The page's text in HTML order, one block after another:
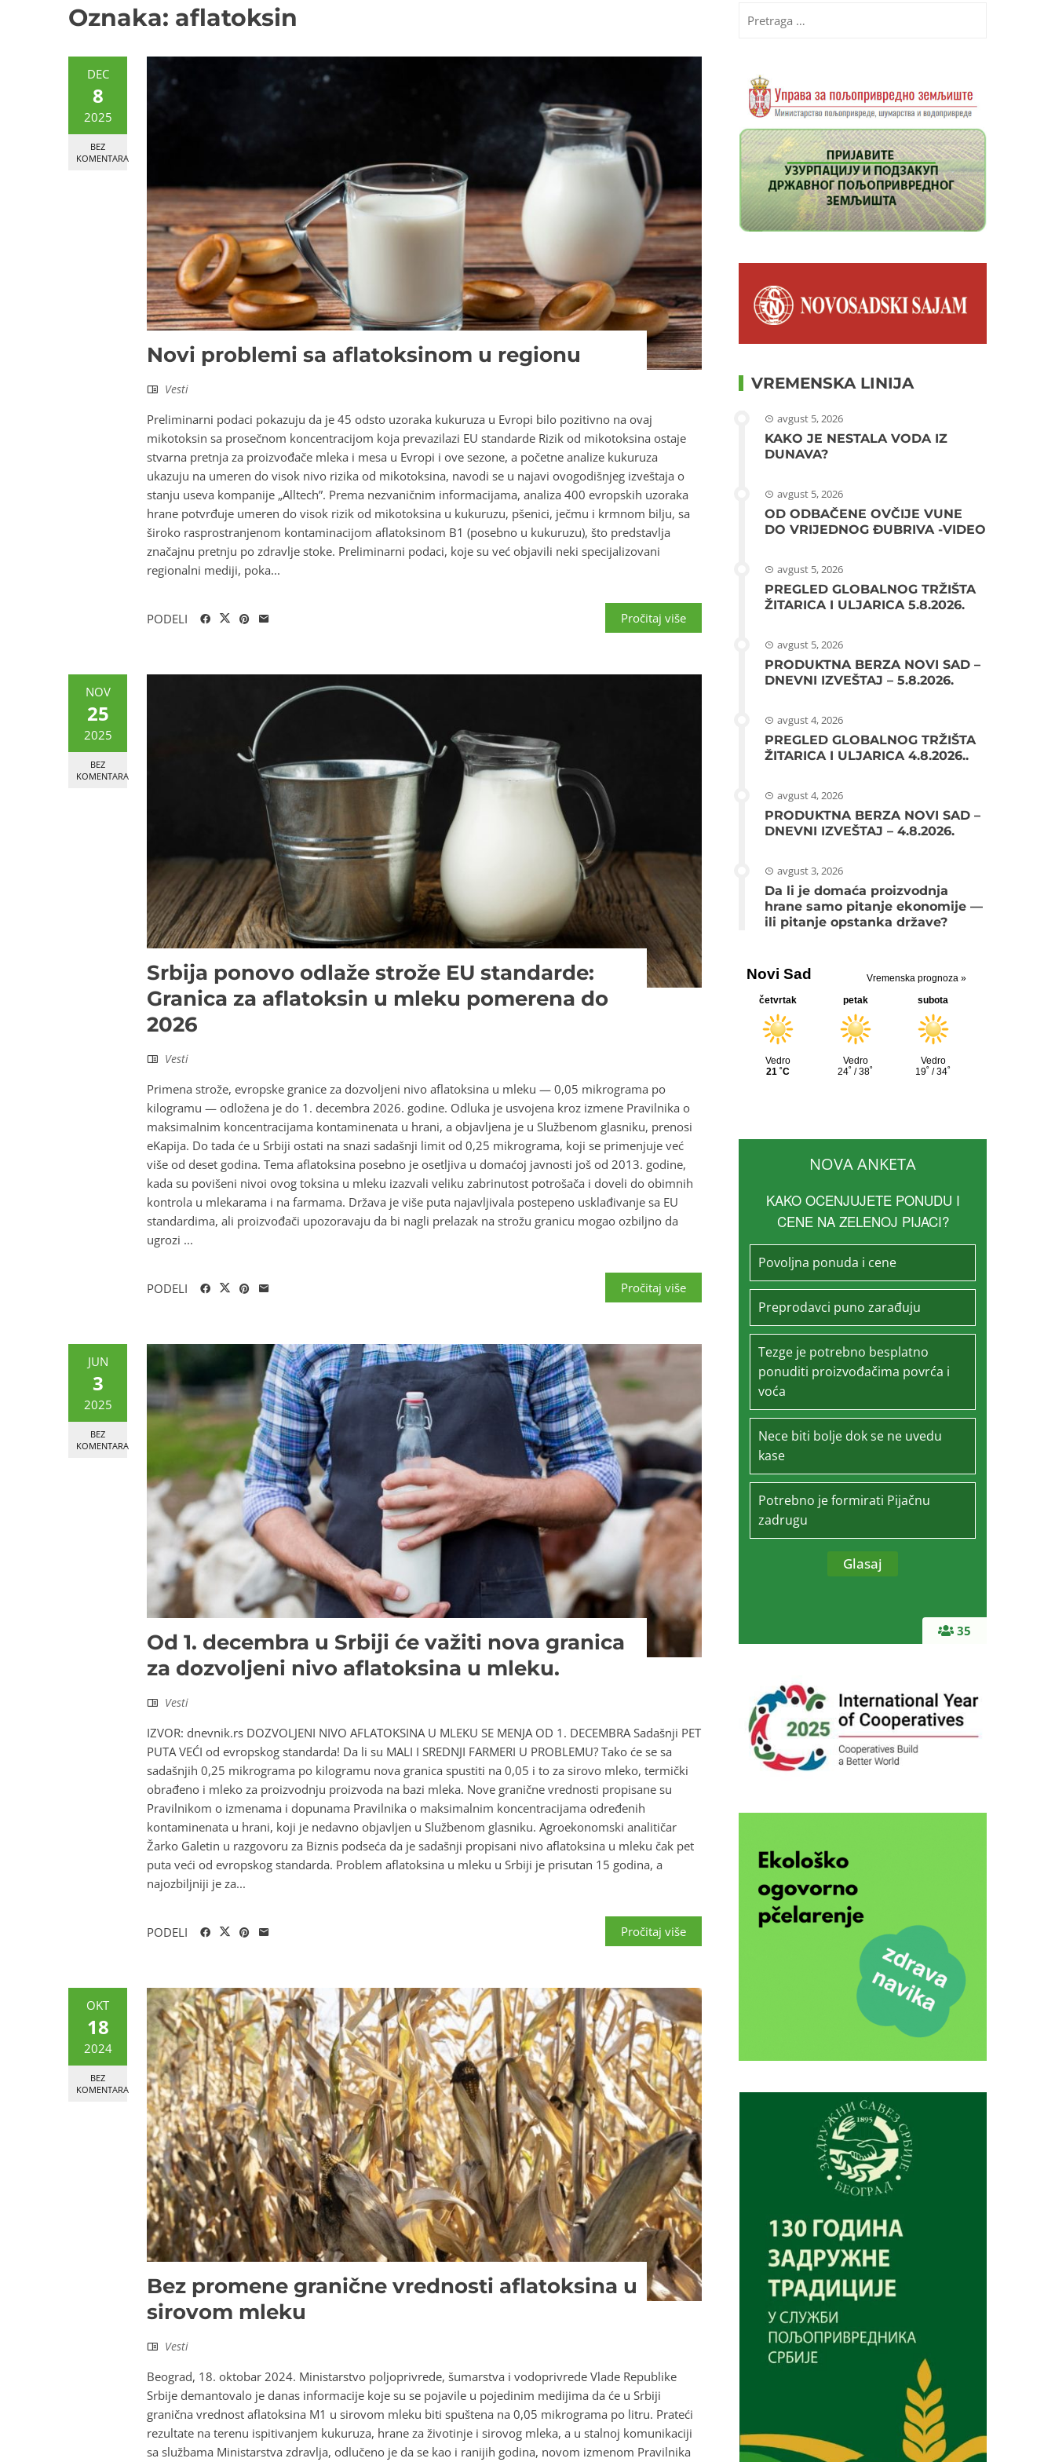
Oznaka: aflatoksin
DEC
8
2025
BEZ
KOMENTARA
Novi problemi sa aflatoksinom u regionu
Vesti
Preliminarni podaci pokazuju da je 45 odsto uzoraka kukuruza u Evropi bilo pozitivno na ovaj
mikotoksin sa prosečnom koncentracijom koja prevazilazi EU standarde Rizik od mikotoksina ostaje
stvarna pretnja za proizvođače mleka i mesa u Evropi i ove sezone, a početne analize kukuruza
ukazuju na umeren do visok nivo rizika od mikotoksina, navodi se u najavi ovogodišnjeg izveštaja o
stanju useva kompanije „Alltech”. Prema nezvaničnim informacijama, analiza 400 evropskih uzoraka
hrane potvrđuje umeren do visok rizik od mikotoksina u kukuruzu, pšenici, ječmu i krmnom bilju, sa
široko rasprostranjenom kontaminacijom aflatoksinom B1 (posebno u kukuruzu), što predstavlja
značajnu pretnju po zdravlje stoke. Preliminarni podaci, koje su već objavili neki specijalizovani
regionalni mediji, poka...
Pročitaj više
PODELI
NOV
25
2025
BEZ
KOMENTARA
Srbija ponovo odlaže strože EU standarde:
Granica za aflatoksin u mleku pomerena do
2026
Vesti
Primena strože, evropske granice za dozvoljeni nivo aflatoksina u mleku — 0,05 mikrograma po
kilogramu — odložena je do 1. decembra 2026. godine. Odluka je usvojena kroz izmene Pravilnika o
maksimalnim koncentracijama kontaminenata u hrani, a objavljena je u Službenom glasniku, prenosi
eKapija. Do tada će u Srbiji ostati na snazi sadašnji limit od 0,25 mikrograma, koji se primenjuje već
više od deset godina. Tema aflatoksina posebno je osetljiva u domaćoj javnosti još od 2013. godine,
kada su povišeni nivoi ovog toksina u mleku izazvali veliku zabrinutost potrošača i doveli do obimnih
kontrola u mlekarama i na farmama. Država je više puta najavljivala postepeno usklađivanje sa EU
standardima, ali proizvođači upozoravaju da bi nagli prelazak na strožu granicu mogao ozbiljno da
ugrozi ...
Pročitaj više
PODELI
JUN
3
2025
BEZ
KOMENTARA
Od 1. decembra u Srbiji će važiti nova granica
za dozvoljeni nivo aflatoksina u mleku.
Vesti
IZVOR: dnevnik.rs DOZVOLJENI NIVO AFLATOKSINA U MLEKU SE MENJA OD 1. DECEMBRA Sadašnji PET
PUTA VEĆI od evropskog standarda! Da li su MALI I SREDNJI FARMERI U PROBLEMU? Tako će se sa
sadašnjih 0,25 mikrograma po kilogramu nova granica spustiti na 0,05 i to za sirovo mleko, termički
obrađeno i mleko za proizvodnju proizvoda na bazi mleka. Nove granične vrednosti propisane su
Pravilnikom o izmenama i dopunama Pravilnika o maksimalnim koncentracijama određenih
kontaminenata u hrani, koji je nedavno objavljen u Službenom glasniku. Agroekonomski analitičar
Žarko Galetin u razgovoru za Biznis podseća da je sadašnji propisani nivo aflatoksina u mleku čak pet
puta veći od evropskog standarda. Problem aflatoksina u mleku u Srbiji je prisutan 15 godina, a
najozbiljniji je za...
Pročitaj više
PODELI
OKT
18
2024
BEZ
KOMENTARA
Bez promene granične vrednosti aflatoksina u
sirovom mleku
Vesti
Beograd, 18. oktobar 2024. Ministarstvo poljoprivrede, šumarstva i vodoprivrede Vlade Republike
Srbije demantovalo je danas informacije koje su se pojavile u pojedinim medijima da će u Srbiji
granična vrednost aflatoksina M1 u sirovom mleku biti spuštena na 0,05 mikrograma po litru. Prateći
rezultate na terenu ispitivanjem kukuruza, hrane za životinje i sirovog mleka, a u stalnoj komunikaciji
sa službama Ministarstva zdravlja, odlučeno je da se kao i ranijih godina, novom izmenom Pravilnika
za:
VREMENSKA LINIJA
avgust 5, 2026
KAKO JE NESTALA VODA IZ
DUNAVA?
avgust 5, 2026
OD ODBAČENE OVČIJE VUNE
DO VRIJEDNOG ĐUBRIVA -VIDEO
avgust 5, 2026
PREGLED GLOBALNOG TRŽIŠTA
ŽITARICA I ULJARICA 5.8.2026.
avgust 5, 2026
PRODUKTNA BERZA NOVI SAD –
DNEVNI IZVEŠTAJ – 5.8.2026.
avgust 4, 2026
PREGLED GLOBALNOG TRŽIŠTA
ŽITARICA I ULJARICA 4.8.2026..
avgust 4, 2026
PRODUKTNA BERZA NOVI SAD –
DNEVNI IZVEŠTAJ – 4.8.2026.
avgust 3, 2026
Da li je domaća proizvodnja
hrane samo pitanje ekonomije —
ili pitanje opstanka države?
35
NOVA ANKETA
KAKO OCENJUJETE PONUDU I
CENE NA ZELENOJ PIJACI?
Povoljna ponuda i cene
Preprodavci puno zarađuju
Tezge je potrebno besplatno
ponuditi proizvođačima povrća i
voća
Nece biti bolje dok se ne uvedu
kase
Potrebno je formirati Pijačnu
zadrugu